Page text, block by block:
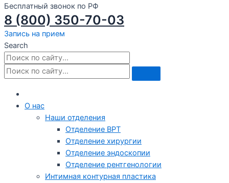
Бесплатный звонок по РФ
8 (800) 350-70-03
Запись на прием
Search
О нас
Наши отделения
Отделение ВРТ
Отделение хирургии
Отделение эндоскопии
Отделение рентгенологии
Интимная контурная пластика